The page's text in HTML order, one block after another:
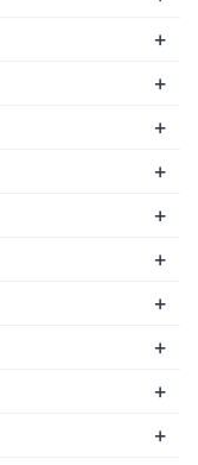
+
+
+
+
+
+
+
+
+
+